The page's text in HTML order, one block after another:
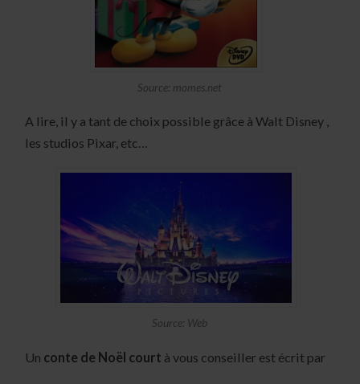
Source: momes.net
A lire, il y a tant de choix possible grâce à Walt Disney ,
les studios Pixar, etc…
Source: Web
Un conte de Noël court à vous conseiller est écrit par